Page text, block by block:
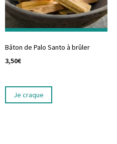
Bâton de Palo Santo à brûler
3,50€
Je craque